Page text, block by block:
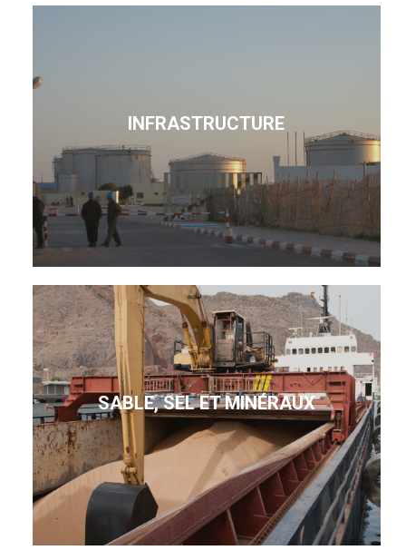
INFRASTRUCTURE
SABLE, SEL ET MINÉRAUX